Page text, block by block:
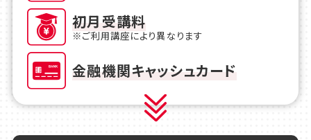
初月受講料
※ご利用講座により異なります
金融機関キャッシュカード